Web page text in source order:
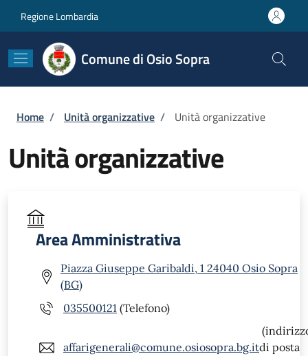
Regione Lombardia
Comune di Osio Sopra
Briciole di pane
Home / Unità organizzative / Unità organizzative
Unità organizzative
Area Amministrativa
Piazza Giuseppe Garibaldi, 1 24040 Osio Sopra
(BG)
035500121 (Telefono)
affarigenerali@comune.osiosopra.bg.itdi posta